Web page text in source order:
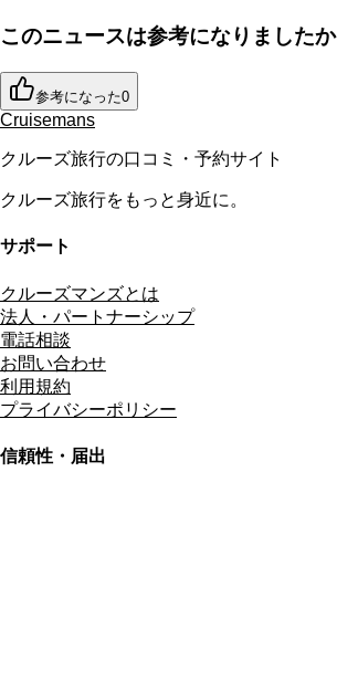
このニュースは参考になりましたか
参考になった0
Cruisemans
クルーズ旅行の口コミ・予約サイト
クルーズ旅行をもっと身近に。
サポート
クルーズマンズとは
法人・パートナーシップ
電話相談
お問い合わせ
利用規約
プライバシーポリシー
信頼性・届出